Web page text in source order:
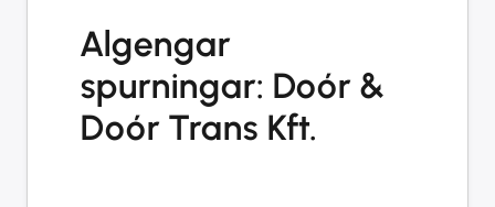
Algengar
spurningar: Doór &
Doór Trans Kft.